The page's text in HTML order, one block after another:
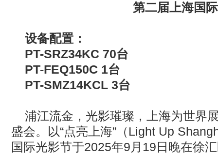
第二届上海国
设备配置：
PT-SRZ34KC 70台
PT-FEQ150C 1台
PT-SMZ14KCL 3台
浦江流金，光影璀璨，上海为世界
盛会。以“点亮上海”（ Light Up
国际光影节于2025年9 月 19 日晚在徐